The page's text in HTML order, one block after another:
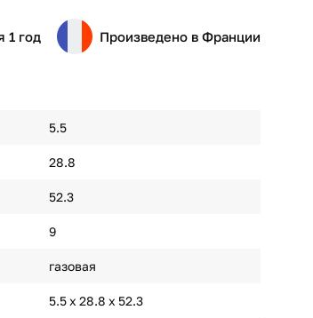
1 год Произведено в Франции
5.5
28.8
52.3
9
газовая
5.5 х 28.8 х 52.3